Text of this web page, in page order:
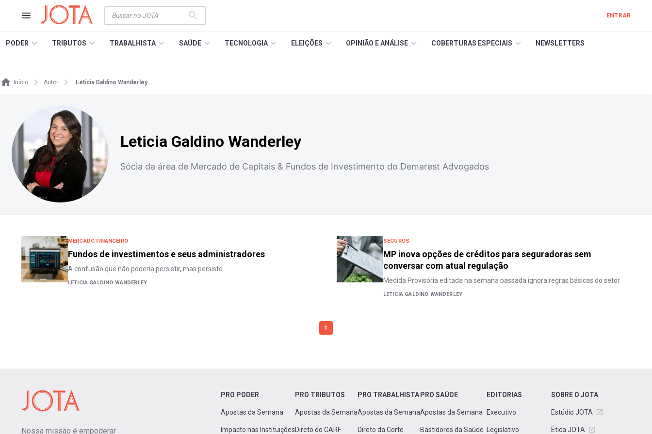
ENTRAR
PODER TRIBUTOS TRABALHISTA SAÚDE TECNOLOGIA ELEIÇÕES OPINIÃO E ANÁLISE COBERTURAS ESPECIAIS NEWSLETTERS
Início Autor Leticia Galdino Wanderley
Leticia Galdino Wanderley
Sócia da área de Mercado de Capitais & Fundos de Investimento do Demarest Advogados
MERCADO FINANCEIRO
Fundos de investimentos e seus administradores
A confusão que não poderia persistir, mas persiste
LETICIA GALDINO WANDERLEY
SEGUROS
MP inova opções de créditos para seguradoras sem
conversar com atual regulação
Medida Provisória editada na semana passada ignora regras básicas do setor
LETICIA GALDINO WANDERLEY
1
Nossa missão é empoderar
PRO PODER
Apostas da Semana
Impacto nas Instituições
PRO TRIBUTOS
Apostas da Semana
Direto do CARF
PRO TRABALHISTA
Apostas da Semana
Direto da Corte
PRO SAÚDE
Apostas da Semana
Bastidores da Saúde
EDITORIAS
Executivo
Legislativo
SOBRE O JOTA
Estúdio JOTA
Ética JOTA